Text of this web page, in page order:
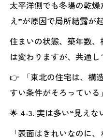
太平洋側でも冬場の乾
え”が原因で局所結露が
住まいの状態、築年数
は変わりますが、共通
👉 「東北の住宅は、構
すい条件がそろっている
🌟 4-3. 実は多い“見えな
「表面はきれいなのに